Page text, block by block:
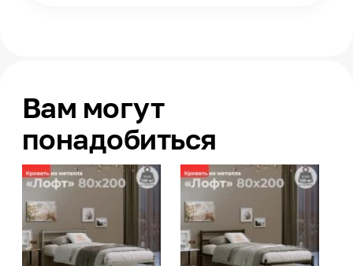
Вам могут
понадобиться